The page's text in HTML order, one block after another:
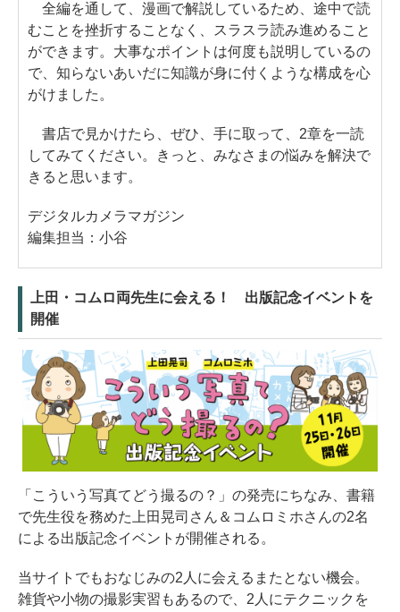
全編を通して、漫画で解説しているため、途中で読
むことを挫折することなく、スラスラ読み進めること
ができます。大事なポイントは何度も説明しているの
で、知らないあいだに知識が身に付くような構成を心
がけました。
書店で見かけたら、ぜひ、手に取って、2章を一読
してみてください。きっと、みなさまの悩みを解決で
きると思います。
デジタルカメラマガジン
編集担当：小谷
上田・コムロ両先生に会える！ 出版記念イベントを
開催
「こういう写真てどう撮るの？」の発売にちなみ、書籍
で先生役を務めた上田晃司さん＆コムロミホさんの2名
による出版記念イベントが開催される。
当サイトでもおなじみの2人に会えるまたとない機会。
雑貨や小物の撮影実習もあるので、2人にテクニックを